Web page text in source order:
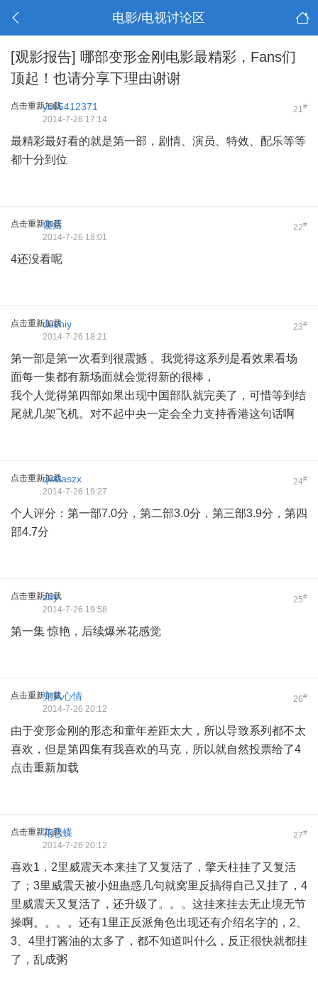
电影/电视讨论区
[观影报告] 哪部变形金刚电影最精彩，Fans们
顶起！也请分享下理由谢谢
点击重新加载 21#
yc65412371
2014-7-26 17:14
最精彩最好看的就是第一部，剧情、演员、特效、配乐等等
都十分到位
点击重新加载 22#
傻蛋
2014-7-26 18:01
4还没看呢
点击重新加载 23#
duzhiy
2014-7-26 18:21
第一部是第一次看到很震撼 。我觉得这系列是看效果看场
面每一集都有新场面就会觉得新的很棒，
我个人觉得第四部如果出现中国部队就完美了，可惜等到结
尾就几架飞机。对不起中央一定会全力支持香港这句话啊
点击重新加载 24#
qw0aszx
2014-7-26 19:27
个人评分：第一部7.0分，第二部3.0分，第三部3.9分，第四
部4.7分
点击重新加载 25#
zdy
2014-7-26 19:58
第一集 惊艳，后续爆米花感觉
点击重新加载 26#
兜风心情
2014-7-26 20:12
由于变形金刚的形态和童年差距太大，所以导致系列都不太
喜欢，但是第四集有我喜欢的马克，所以就自然投票给了4
点击重新加载
点击重新加载 27#
花恋蝶
2014-7-26 20:12
喜欢1，2里威震天本来挂了又复活了，擎天柱挂了又复活
了；3里威震天被小妞蛊惑几句就窝里反搞得自己又挂了，4
里威震天又复活了，还升级了。。。这挂来挂去无止境无节
操啊。。。。还有1里正反派角色出现还有介绍名字的，2、
3、4里打酱油的太多了，都不知道叫什么，反正很快就都挂
了，乱成粥